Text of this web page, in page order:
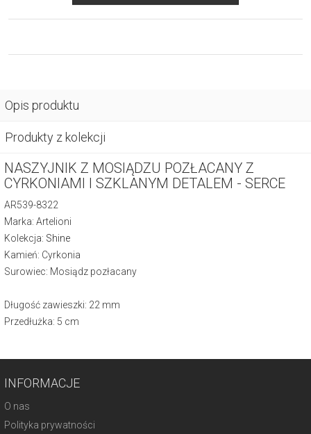
Opis produktu
Produkty z kolekcji
NASZYJNIK Z MOSIĄDZU POZŁACANY Z
CYRKONIAMI I SZKLANYM DETALEM - SERCE
AR539-8322
Marka: Artelioni
Kolekcja: Shine
Kamień: Cyrkonia
Surowiec: Mosiądz pozłacany
Długość zawieszki: 22 mm
Przedłużka: 5 cm
INFORMACJE
O nas
Polityka prywatności